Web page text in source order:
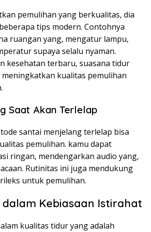
pemulihan yang berkualitas, dia
tips modern. Contohnya
ruangan yang, mengatur lampu,
supaya selalu nyaman.
kesehatan terbaru, suasana tidur
meningkatkan kualitas pemulihan
Saat Akan Terlelap
santai menjelang terlelap bisa
pemulihan. kamu dapat
ringan, mendengarkan audio yang,
Rutinitas ini juga mendukung
untuk pemulihan.
dalam Kebiasaan Istirahat
kualitas tidur yang adalah